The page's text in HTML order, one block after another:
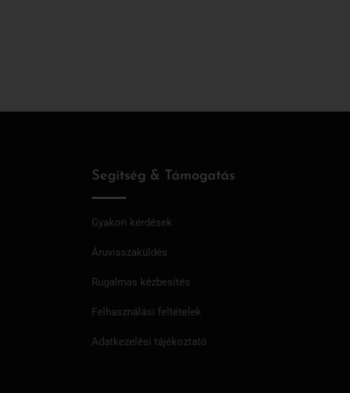
Segítség & Támogatás
Gyakori kérdések
Áruvisszaküldés
Rugalmas kézbesítés
Felhasználási feltételek
Adatkezelési tájékoztató